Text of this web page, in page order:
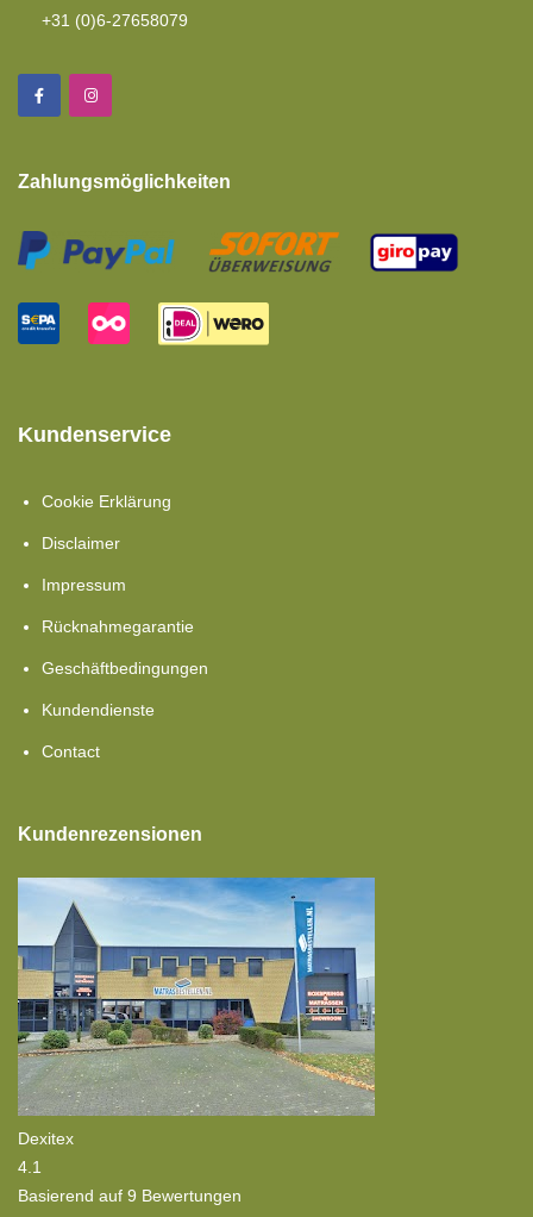
Längsbett
Wohnwagen-Einzelbetten
+31 (0)6-27658079
Zahlungsmöglichkeiten
Kundenservice
Cookie Erklärung
Disclaimer
Impressum
Rücknahmegarantie
Geschäftbedingungen
Kundendienste
Contact
Kundenrezensionen
Dexitex
4.1
Basierend auf 9 Bewertungen